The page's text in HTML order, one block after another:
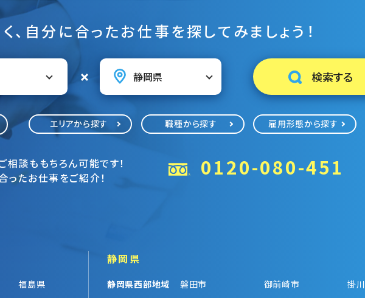
、自分に合ったお仕事を探してみましょう！
エリアから探す 職種から探す 雇用形態から探す
相談ももちろん可能です！
ったお仕事をご紹介！
0120-080-451
福島県
静岡県
静岡県西部地域 磐田市 御前崎市
掛